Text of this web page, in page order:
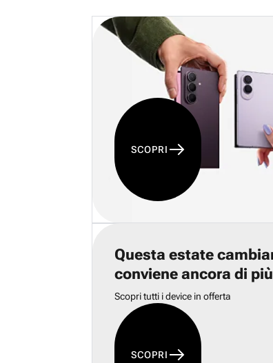
SCOPRI
Questa estate
conviene ancora di
Scopri tutti i device in offerta
SCOPRI